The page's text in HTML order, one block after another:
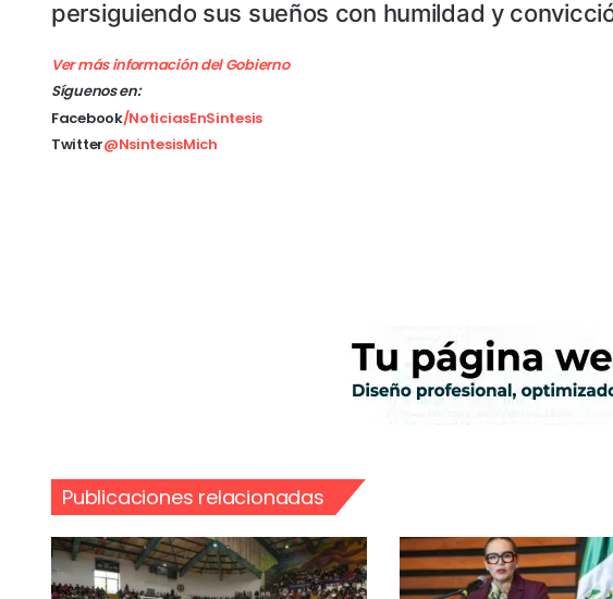
persiguiendo sus sueños con humildad y
Ver más información del Gobierno
Síguenos en:
Facebook/NoticiasEnSintesis
Twitter@NsintesisMich
Publicaciones relacionadas